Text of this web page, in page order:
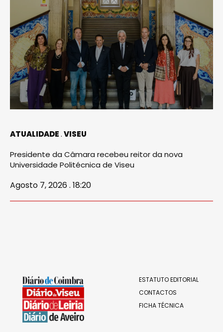
ATUALIDADE VISEU
Presidente da Câmara recebeu reitor da nova
Universidade Politécnica de Viseu
Agosto 7, 2026 . 18:20
ESTATUTO EDITORIAL
CONTACTOS
FICHA TÉCNICA